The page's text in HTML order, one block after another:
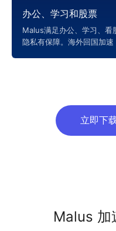
办公、学习和股票
Malus满足办公、学习、看
隐私有保障。海外回国加
立即下
Malus 加